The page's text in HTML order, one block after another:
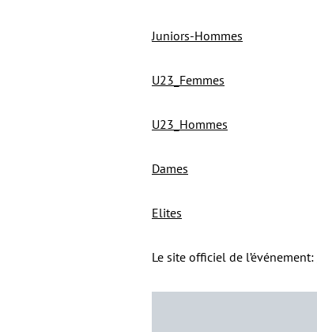
Juniors-Hommes
U23_Femmes
U23_Hommes
Dames
Elites
Le site officiel de l’événement: